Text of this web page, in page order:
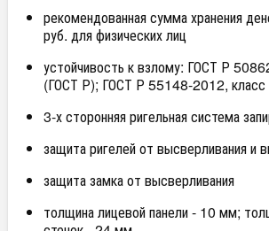
рекомендованная сумма хранения
руб. для физических лиц
устойчивость к взлому: ГОСТ Р
(ГОСТ Р); ГОСТ Р 55148-2012,
3-х сторонняя ригельная система
защита ригелей от высверливания и
защита замка от высверливания
толщина лицевой панели - 10 мм;